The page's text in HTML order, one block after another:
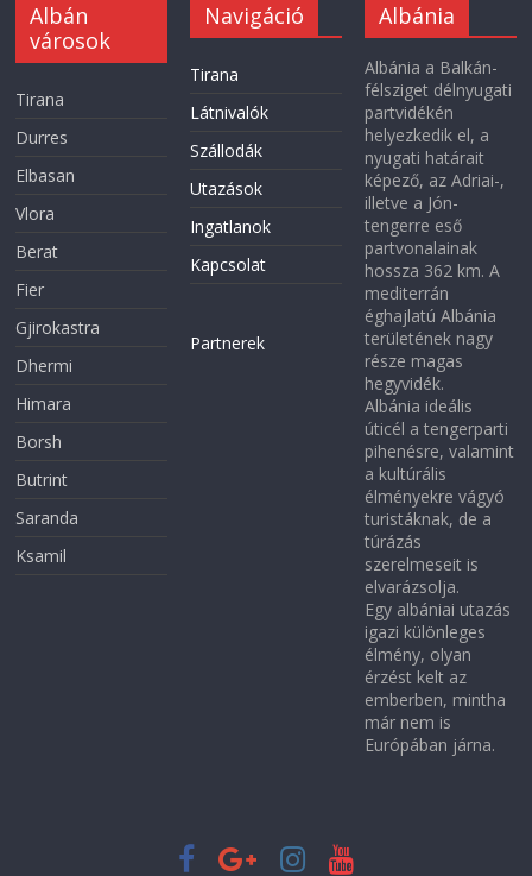
Albán
városok
Tirana
Durres
Elbasan
Vlora
Berat
Fier
Gjirokastra
Dhermi
Himara
Borsh
Butrint
Saranda
Ksamil
Navigáció
Tirana
Látnivalók
Szállodák
Utazások
Ingatlanok
Kapcsolat
Partnerek
Albánia
Albánia a Balkán-
félsziget délnyugati
partvidékén
helyezkedik el, a
nyugati határait
képező, az Adriai-,
illetve a Jón-
tengerre eső
partvonalainak
hossza 362 km. A
mediterrán
éghajlatú Albánia
területének nagy
része magas
hegyvidék.
Albánia ideális
úticél a tengerparti
pihenésre, valamint
a kultúrális
élményekre vágyó
turistáknak, de a
túrázás
szerelmeseit is
elvarázsolja.
Egy albániai utazás
igazi különleges
élmény, olyan
érzést kelt az
emberben, mintha
már nem is
Európában járna.